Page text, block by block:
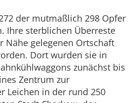
der mutmaßlich 298 Opfer
Ihre sterblichen Überreste
Nähe gelegenen Ortschaft
Dort wurden sie in
zunächst bis
Zentrum zur
Leichen in der rund 250